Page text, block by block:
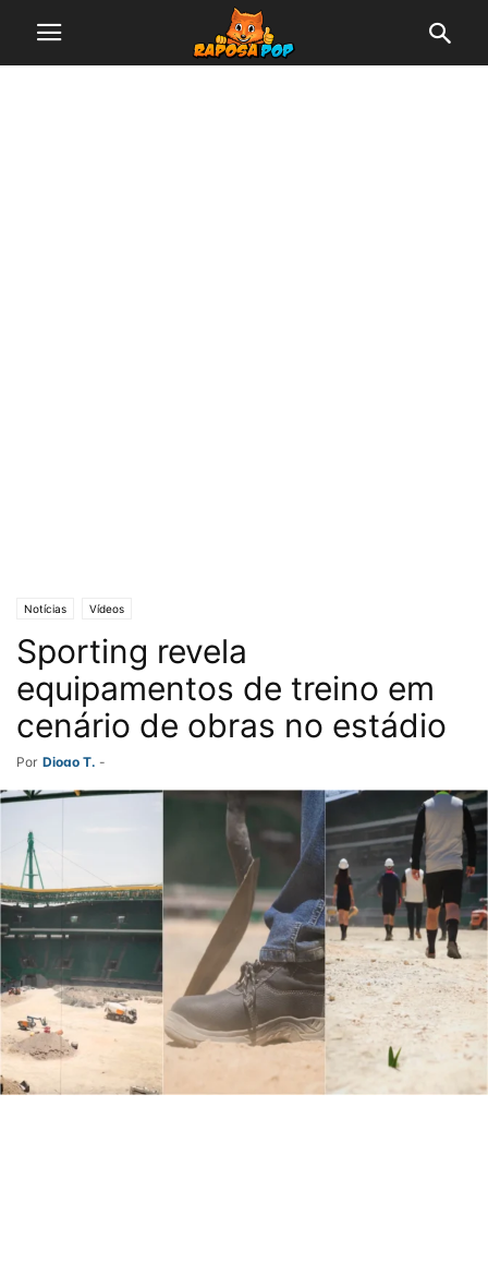
Notícias Vídeos
Sporting revela
equipamentos de treino em
cenário de obras no estádio
Por Diogo T. -